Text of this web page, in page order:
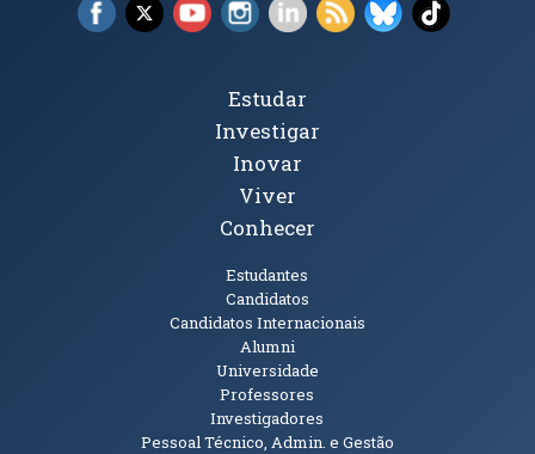
Facebook (abre em nova janela)
X (abre em nova janela)
YouTube (abre em nova janela)
Instagram (abre em nova janela)
LinkedIn (abre em nova
RSS (abre em nova
Bluesky (abre
TikTok
Tópicos Principais
Estudar
Investigar
Inovar
Viver
Conhecer
Estudantes
Candidatos
Candidatos Internacionais
Alumni
Universidade
Professores
Investigadores
Pessoal Técnico, Admin. e Gestão